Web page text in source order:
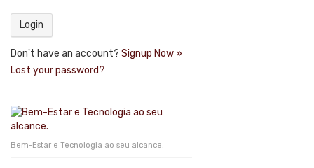
Don't have an account? Signup Now »
Lost your password?
Bem-Estar e Tecnologia ao seu alcance.